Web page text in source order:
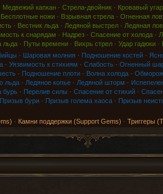
Медвежий капкан· Стрела-двойник· Кровавый угар
Бесплотные ножи· Взрывная стрела· Огненная
· Вестник льда· Ледяной выстрел· Ледяная
к снарядам · Надрез· Спасение от холода·
льда· Путы времени· Вихрь стрел· Удар гадюки·
· Шаровая молния· Подношение костей·
· Уязвимость к стихиям · Слабость· Огненный
· Подношение плоти· Волна холода·
льда· Ледяное копье· Ледяной шторм ·
бурь· Перелив силы · Спасение от стихий·
Призыв бури· Призыв голема хаоса· Призыв
· Камни поддержки (Support Gems) · Триггеры